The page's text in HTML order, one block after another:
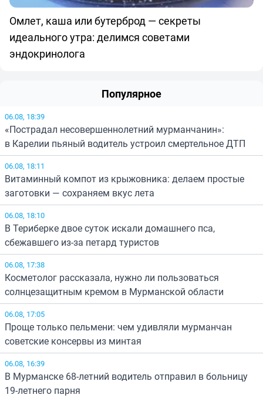
Омлет, каша или бутерброд — секреты
идеального утра: делимся советами
эндокринолога
Популярное
06.08, 18:39
«Пострадал несовершеннолетний мурманчанин»:
в Карелии пьяный водитель устроил смертельное ДТП
06.08, 18:11
Витаминный компот из крыжовника: делаем простые
заготовки — сохраняем вкус лета
06.08, 18:10
В Териберке двое суток искали домашнего пса,
сбежавшего из-за петард туристов
06.08, 17:38
Косметолог рассказала, нужно ли пользоваться
солнцезащитным кремом в Мурманской области
06.08, 17:05
Проще только пельмени: чем удивляли мурманчан
советские консервы из минтая
06.08, 16:39
В Мурманске 68-летний водитель отправил в больницу
19-летнего парня